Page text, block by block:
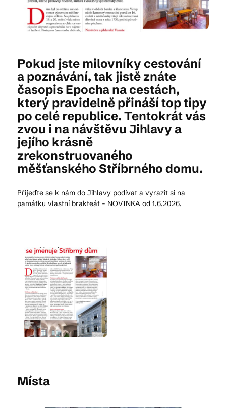
Kam vyrazit
CS EN DE
© 2026 Brána Jihlavy
Pokud jste milovníky cestování
a poznávání, tak jistě znáte
časopis Epocha na cestách,
který pravidelně přináší top tipy
po celé republice. Tentokrát vás
zvou i na návštěvu Jihlavy a
jejího krásně
zrekonstruovaného
měšťanského Stříbrného domu.
Přijeďte se k nám do Jihlavy podívat a vyrazit si na
památku vlastní brakteát - NOVINKA od 1.6.2026.
Místa